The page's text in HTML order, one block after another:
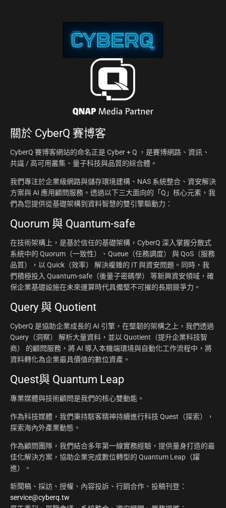
關於 CyberQ 賽博客
CyberQ 賽博客網站的命名正是 Cyber + Q ，是賽博網路、資訊、
共識 / 高可用叢集、量子科技與品質的綜合體。
我們專注於企業級網路與儲存環境建構、NAS 系統整合、資安解決
方案與 AI 應用顧問服務。透過以下三大面向的「Q」核心元素，我
們為您提供從基礎架構到資料智慧的雙引擎驅動力：
Quorum 與 Quantum-safe
在技術架構上，是基於信任的基礎架構，CyberQ 深入掌握分散式
系統中的 Quorum（一致性）、Queue（任務調度） 與 QoS（服務
品質），以 Quick（效率） 解決複雜的 IT 與資安問題。同時，我
們積極投入 Quantum-safe（後量子密碼學） 等新興資安領域，確
保企業基礎設施在未來運算時代具備堅不可摧的長期競爭力。
Query 與 Quotient
CyberQ 是協助企業成長的 AI 引擎，在堅韌的架構之上，我們透過
Query（洞察） 解析大量資料，並以 Quotient（提升企業科技智
商） 的顧問服務，將 AI 導入本機端環境與自動化工作流程中，將
資料轉化為企業最具價值的數位資產。
Quest與 Quantum Leap
專業媒體與技術顧問是我們的核心雙動能。
作為科技媒體，我們秉持駭客精神持續進行科技 Quest（探索），
探索海內外產業動態。
作為顧問團隊，我們結合多年第一線實務經驗，提供量身打造的最
佳化解決方案，協助企業完成數位轉型的 Quantum Leap（躍
進）。
新聞稿、採訪、授權、內容投訴、行銷合作、投稿刊登：
service@cyberq.tw